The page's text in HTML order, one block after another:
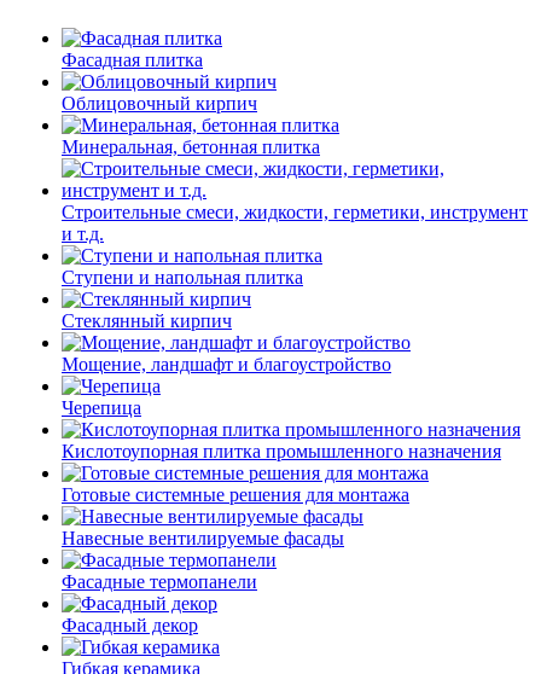
Фасадная плитка
Облицовочный кирпич
Минеральная, бетонная плитка
Строительные смеси, жидкости, герметики, инструмент
и т.д.
Ступени и напольная плитка
Cтеклянный кирпич
Мощение, ландшафт и благоустройство
Черепица
Кислотоупорная плитка промышленного назначения
Готовые системные решения для монтажа
Навесные вентилируемые фасады
Фасадные термопанели
Фасадный декор
Гибкая керамика